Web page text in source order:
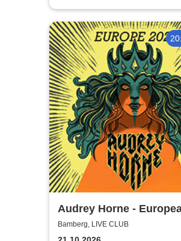
Audrey Horne -
Album Tour 2026
Bamberg, LIVE CLUB